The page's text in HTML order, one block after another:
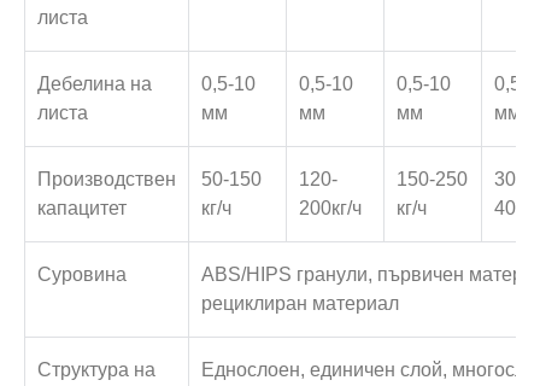
листа
Дебелина на
листа
0,5-10
мм
0,5-10
мм
0,5-10
мм
0,5-
мм
Производствен
капацитет
50-150
кг/ч
120-
200кг/ч
150-250
кг/ч
300-
Суровина
ABS/HIPS гранули, първичен
рециклиран материал
Структура на
Еднослоен, единичен слой,